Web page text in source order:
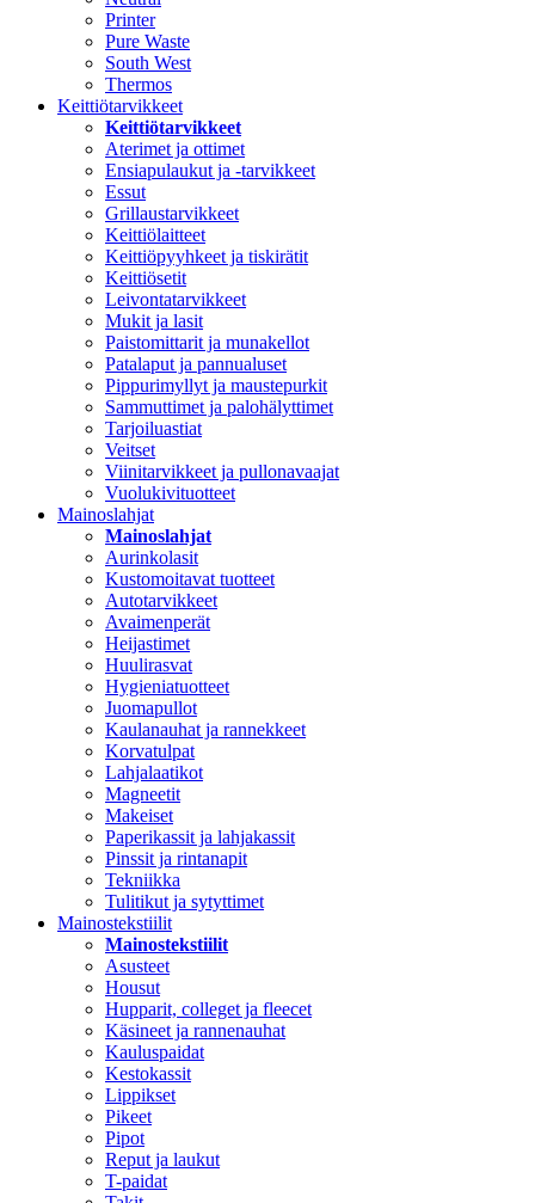
Printer
Pure Waste
South West
Thermos
Keittiötarvikkeet
Keittiötarvikkeet
Aterimet ja ottimet
Ensiapulaukut ja -tarvikkeet
Essut
Grillaustarvikkeet
Keittiölaitteet
Keittiöpyyhkeet ja tiskirätit
Keittiösetit
Leivontatarvikkeet
Mukit ja lasit
Paistomittarit ja munakellot
Patalaput ja pannualuset
Pippurimyllyt ja maustepurkit
Sammuttimet ja palohälyttimet
Tarjoiluastiat
Veitset
Viinitarvikkeet ja pullonavaajat
Vuolukivituotteet
Mainoslahjat
Mainoslahjat
Aurinkolasit
Kustomoitavat tuotteet
Autotarvikkeet
Avaimenperät
Heijastimet
Huulirasvat
Hygieniatuotteet
Juomapullot
Kaulanauhat ja rannekkeet
Korvatulpat
Lahjalaatikot
Magneetit
Makeiset
Paperikassit ja lahjakassit
Pinssit ja rintanapit
Tekniikka
Tulitikut ja sytyttimet
Mainostekstiilit
Mainostekstiilit
Asusteet
Housut
Hupparit, colleget ja fleecet
Käsineet ja rannenauhat
Kauluspaidat
Kestokassit
Lippikset
Pikeet
Pipot
Reput ja laukut
T-paidat